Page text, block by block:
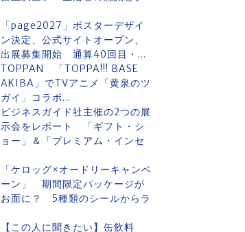
「page2027」ポスターデザイ
ン決定、公式サイトオープン、
出展募集開始 通算40回目・...
TOPPAN 「TOPPA!!! BASE
AKIBA」でTVアニメ「黄泉のツ
ガイ」コラボ...
ビジネスガイド社主催の2つの展
示会をレポート 「ギフト・シ
ョー」＆「プレミアム・インセ
「ケロッグ×オードリーキャンペ
ーン」 期間限定パッケージが
お面に？ 5種類のシールからラ
【この人に聞きたい】缶飲料